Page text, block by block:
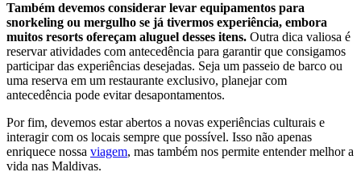
Também devemos considerar levar equipamentos para
snorkeling ou mergulho se já tivermos experiência, embora
muitos resorts ofereçam aluguel desses itens. Outra dica valiosa é
reservar atividades com antecedência para garantir que consigamos
participar das experiências desejadas. Seja um passeio de barco ou
uma reserva em um restaurante exclusivo, planejar com
antecedência pode evitar desapontamentos.
Por fim, devemos estar abertos a novas experiências culturais e
interagir com os locais sempre que possível. Isso não apenas
enriquece nossa viagem, mas também nos permite entender melhor a
vida nas Maldivas.